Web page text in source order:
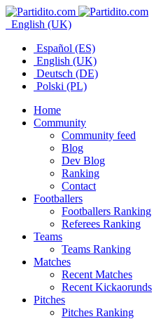
English (UK)
Español (ES)
English (UK)
Deutsch (DE)
Polski (PL)
Home
Community
Community feed
Blog
Dev Blog
Ranking
Contact
Footballers
Footballers Ranking
Referees Ranking
Teams
Teams Ranking
Matches
Recent Matches
Recent Kickaorunds
Pitches
Pitches Ranking